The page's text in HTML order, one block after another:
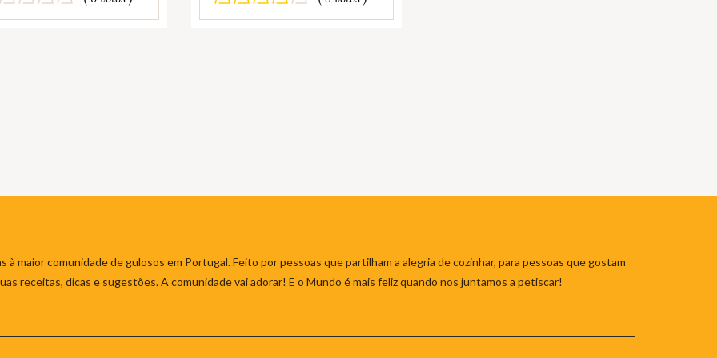
à maior comunidade de gulosos em Portugal. Feito por pessoas que partilham a alegria de cozinhar, para pessoas que gostam
receitas, dicas e sugestões. A comunidade vai adorar! E o Mundo é mais feliz quando nos juntamos a petiscar!